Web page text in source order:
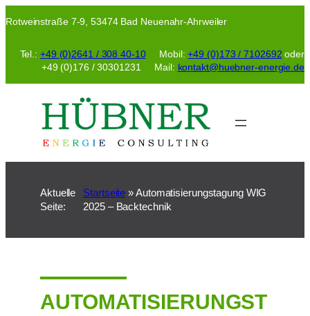
Inhalt
Rotweinstraße 7-9, 53474 Bad Neuenahr-Ahrweiler
Tel.: +49 (0)2641 / 308 40-10Mobil:+49 (0)173 / 7102692 oder
+49 (0)176 / 30301231 Mail: kontakt@huebner-energie.de
Aktuelle
Seite:
Startseite »Automatisierungstagung WIG
2025 – Backtechnik
AUTOMATISIERUNGST